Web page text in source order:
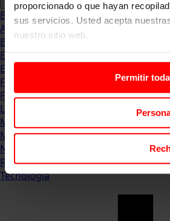
proporcionado o que hayan
sus servicios. Usted acepta
nuestro sitio web.
Permitir
Blog
Abogacia
Business
Empleo & Emprendimiento
Empresas
Finanzas
Formación & Estudios
Luxury
Management
Marketing & Comunicación
Negocios
Recursos Humanos
Tecnología